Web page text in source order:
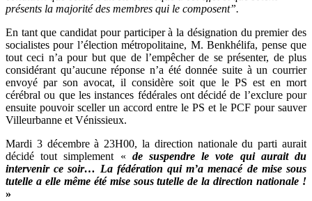
présents la majorité des membres qui le composent”.
En tant que candidat pour participer à la désignation du premier des
socialistes pour l’élection métropolitaine, M. Benkhélifa, pense que
tout ceci n’a pour but que de l’empêcher de se présenter, de plus
considérant qu’aucune réponse n’a été donnée suite à un courrier
envoyé par son avocat, il considère soit que le PS est en mort
cérébral ou que les instances fédérales ont décidé de l’exclure pour
ensuite pouvoir sceller un accord entre le PS et le PCF pour sauver
Villeurbanne et Vénissieux.
Mardi 3 décembre à 23H00, la direction nationale du parti aurait
décidé tout simplement « de suspendre le vote qui aurait du
intervenir ce soir… La fédération qui m’a menacé de mise sous
tutelle a elle même été mise sous tutelle de la direction nationale !
»